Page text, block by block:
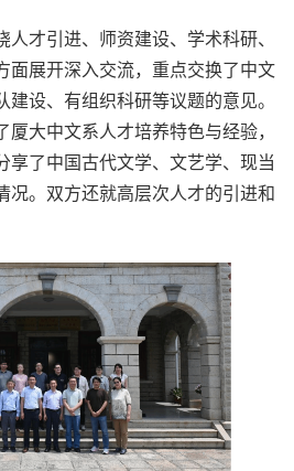
人才引进、师资建设、学术科研、
面展开深入交流，重点交换了中文
建设、有组织科研等议题的意见。
大中文系人才培养特色与经验，
享了中国古代文学、文艺学、现当
况。双方还就高层次人才的引进和